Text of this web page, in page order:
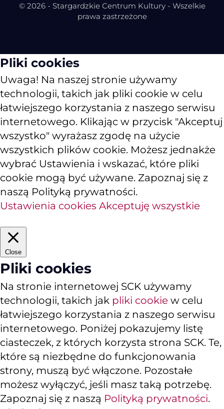
© 2026 - Stargardzkie Centrum Kultury - Wszelkie
prawa zastrzeżone
Pliki cookies
Uwaga! Na naszej stronie używamy
technologii, takich jak pliki cookie w celu
łatwiejszego korzystania z naszego serwisu
internetowego. Klikając w przycisk "Akceptuj
wszystko" wyrażasz zgodę na użycie
wszystkich plików cookie. Możesz jednakże
wybrać Ustawienia i wskazać, które pliki
cookie mogą być używane. Zapoznaj się z
naszą Polityką prywatności.
Ustawienia cookies Akceptuję wszystkie
Close
Pliki cookies
Na stronie internetowej SCK używamy
technologii, takich jak pliki cookie w celu
łatwiejszego korzystania z naszego serwisu
internetowego. Poniżej pokazujemy listę
ciasteczek, z których korzysta strona SCK. Te,
które są niezbędne do funkcjonowania
strony, muszą być włączone. Pozostałe
możesz wyłączyć, jeśli masz taką potrzebę.
Zapoznaj się z naszą Polityką prywatności.